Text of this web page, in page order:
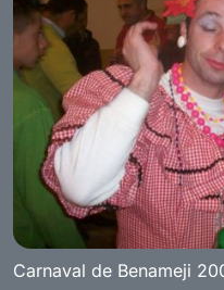
Carnaval de Benameji